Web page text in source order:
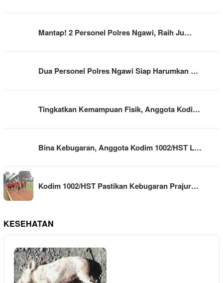
Mantap! 2 Personel Polres Ngawi, Raih Ju…
Dua Personel Polres Ngawi Siap Harumkan …
Tingkatkan Kemampuan Fisik, Anggota Kodi…
Bina Kebugaran, Anggota Kodim 1002/HST L…
Kodim 1002/HST Pastikan Kebugaran Prajur…
KESEHATAN